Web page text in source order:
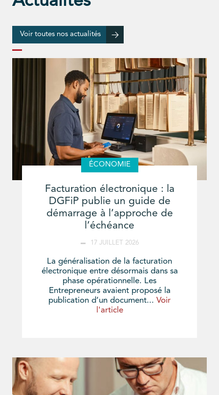
Voir toutes nos actualités
ÉCONOMIE
Facturation électronique : la
DGFiP publie un guide de
démarrage à l’approche de
l’échéance
17 JUILLET 2026
La généralisation de la facturation
électronique entre désormais dans sa
phase opérationnelle. Les
Entrepreneurs avaient proposé la
publication d’un document... Voir
l'article